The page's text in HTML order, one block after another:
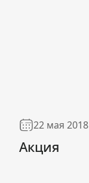
22 мая 2018
Акция